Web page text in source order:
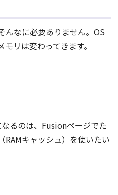
んなに必要ありません。OS
リは変わってきます。
るのは、Fusionページでた
RAMキャッシュ）を使いたい